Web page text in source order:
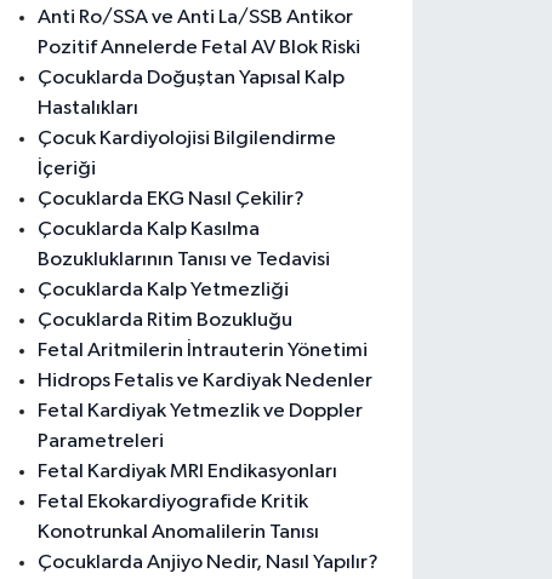
Anti Ro/SSA ve Anti La/SSB Antikor
Pozitif Annelerde Fetal AV Blok Riski
Çocuklarda Doğuştan Yapısal Kalp
Hastalıkları
Çocuk Kardiyolojisi Bilgilendirme
İçeriği
Çocuklarda EKG Nasıl Çekilir?
Çocuklarda Kalp Kasılma
Bozukluklarının Tanısı ve Tedavisi
Çocuklarda Kalp Yetmezliği
Çocuklarda Ritim Bozukluğu
Fetal Aritmilerin İntrauterin Yönetimi
Hidrops Fetalis ve Kardiyak Nedenler
Fetal Kardiyak Yetmezlik ve Doppler
Parametreleri
Fetal Kardiyak MRI Endikasyonları
Fetal Ekokardiyografide Kritik
Konotrunkal Anomalilerin Tanısı
Çocuklarda Anjiyo Nedir, Nasıl Yapılır?